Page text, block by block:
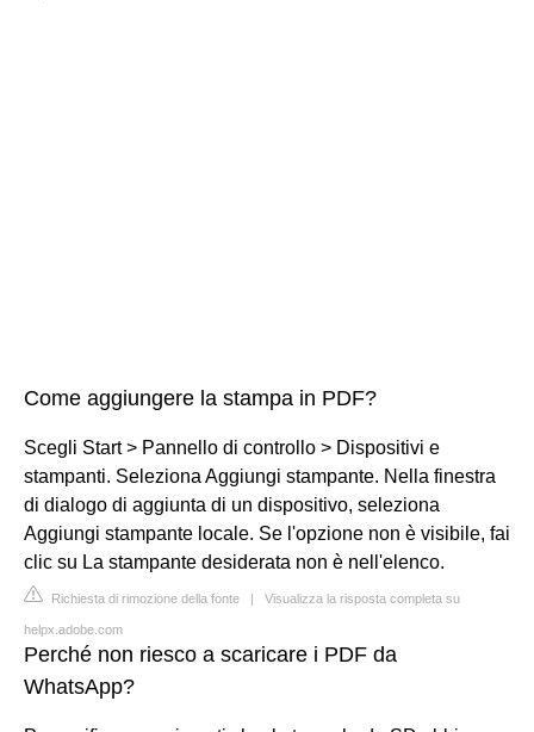
Come aggiungere la stampa in PDF?
Scegli Start > Pannello di controllo > Dispositivi e
stampanti. Seleziona Aggiungi stampante. Nella finestra
di dialogo di aggiunta di un dispositivo, seleziona
Aggiungi stampante locale. Se l'opzione non è visibile, fai
clic su La stampante desiderata non è nell'elenco.
Richiesta di rimozione della fonte | Visualizza la risposta completa su
helpx.adobe.com
Perché non riesco a scaricare i PDF da
WhatsApp?